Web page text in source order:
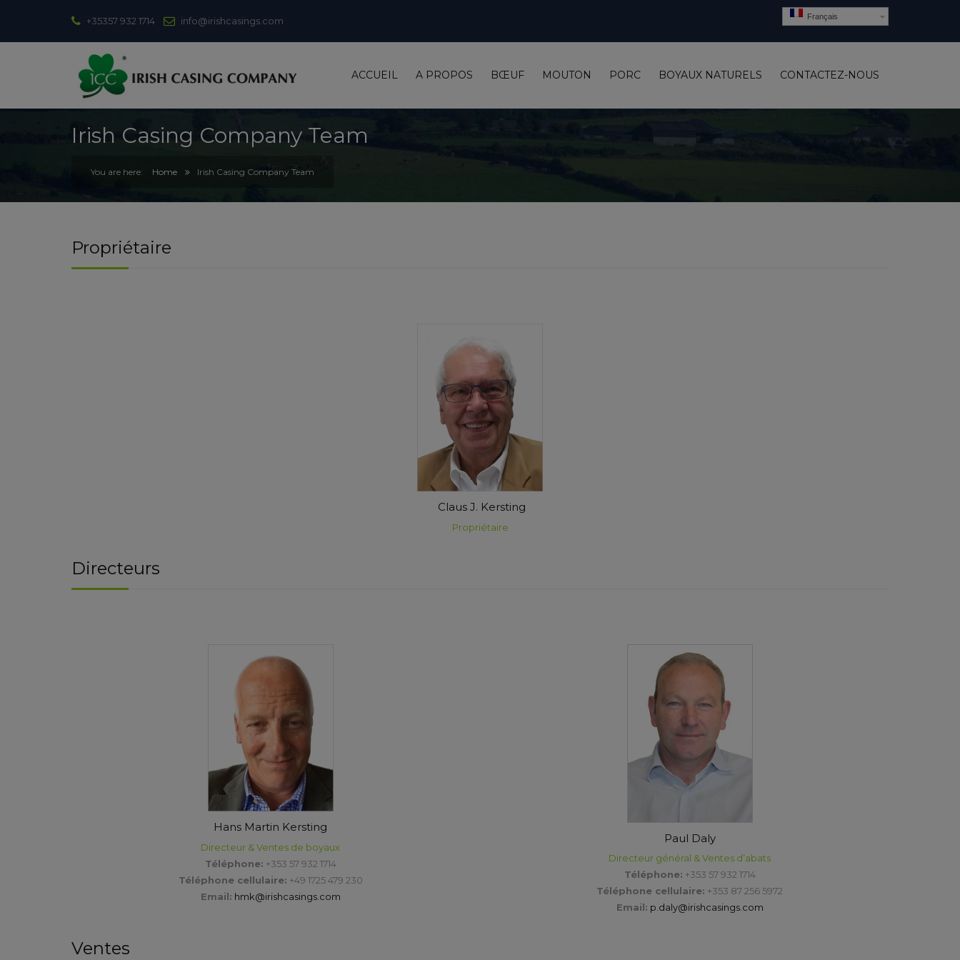
+35357 932 1714 info@irishcasings.com Français
ACCUEIL A PROPOS BŒUF MOUTON PORC BOYAUX NATURELS CONTACTEZ-NOUS
Irish Casing Company Team
Home Irish Casing Company Team
Propriétaire
Claus J. Kersting
Propriétaire
Directeurs
Hans Martin Kersting
Directeur & Ventes de boyaux
Téléphone: +353 57 932 1714
Téléphone cellulaire: +49 1725 479 230
Email: hmk@irishcasings.com
Paul Daly
Directeur général & Ventes d’abats
Téléphone: +353 57 932 1714
Téléphone cellulaire: +353 87 256 5972
Email: p.daly@irishcasings.com
Ventes